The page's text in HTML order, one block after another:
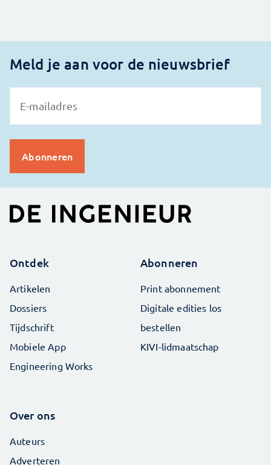
Meld je aan voor de nieuwsbrief
Ontdek
Artikelen
Dossiers
Tijdschrift
Mobiele App
Engineering Works
Abonneren
Print abonnement
Digitale edities los
bestellen
KIVI-lidmaatschap
Over ons
Auteurs
Adverteren